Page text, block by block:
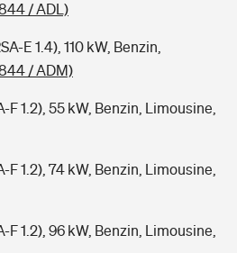
/ ADL)
E 1.4), 110 kW, Benzin,
/ ADM)
F 1.2), 55 kW, Benzin, Limousine,
F 1.2), 74 kW, Benzin, Limousine,
F 1.2), 96 kW, Benzin, Limousine,